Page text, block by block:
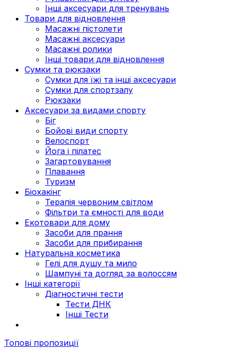
Інші аксесуари для тренувань
Товари для відновлення
Масажні пістолети
Масажні аксесуари
Масажні ролики
Інші товари для відновлення
Сумки та рюкзаки
Сумки для їжі та інші аксесуари
Сумки для спортзалу
Рюкзаки
Аксесуари за видами спорту
Біг
Бойові види спорту
Велоспорт
Йога і пілатес
Загартовування
Плавання
Туризм
Біохакінг
Терапія червоним світлом
Фільтри та ємності для води
Екотовари для дому
Засоби для прання
Засоби для прибирання
Натуральна косметика
Гелі для душу та мило
Шампуні та догляд за волоссям
Інші категорії
Діагностичні тести
Тести ДНК
Інші Тести
Топові пропозиції